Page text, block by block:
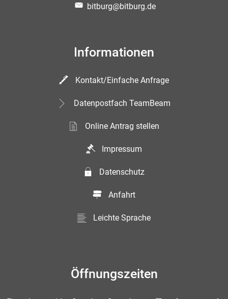
bitburg@bitburg.de
Informationen
Kontakt/Einfache Anfrage
Datenpostfach TeamBeam
Online Antrag stellen
Impressum
Datenschutz
Anfahrt
Leichte Sprache
Öffnungszeiten